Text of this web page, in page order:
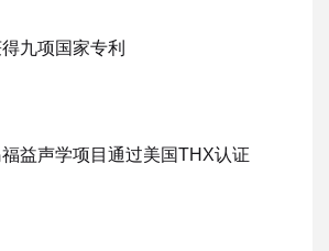
九项国家专利
益声学项目通过美国THX认证